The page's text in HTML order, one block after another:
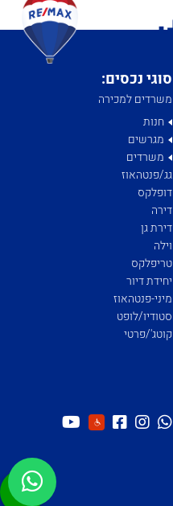
סוגי נכסים:
משרדים למכירה
חנות
מגרשים
משרדים
גג/פנטהאוז
דופלקס
דירה
דירת גן
וילה
טריפלקס
יחידת דיור
מיני-פנטהאוז
סטודיו/לופט
קוטג'/פרטי